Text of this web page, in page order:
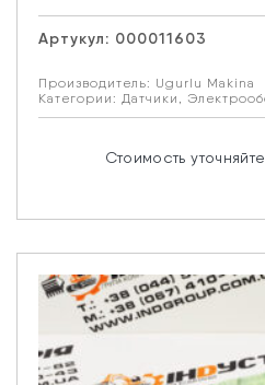
Артукул: 000011603
Производитель: Ugurlu Makina
Категории: Датчики ,
Стоимость уточняйте